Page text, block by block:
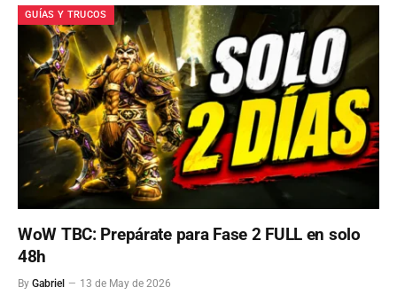
GUÍAS Y TRUCOS
WoW TBC: Prepárate para Fase 2 FULL en solo
48h
By Gabriel 13 de May de 2026